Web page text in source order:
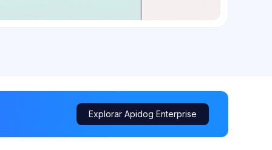
Explorar Apidog Enterprise